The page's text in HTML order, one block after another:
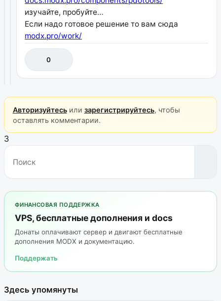
изучайте, пробуйте…
Если надо готовое решение то вам сюда
modx.pro/work/
0
Авторизуйтесьили зарегистрируйтесь, чтобы
оставлять комментарии.
3
ФИНАНСОВАЯ ПОДДЕРЖКА
VPS, бесплатные дополнения и docs
Донаты оплачивают сервер и двигают бесплатные
дополнения MODX и документацию.
Поддержать
Здесь упомянуты